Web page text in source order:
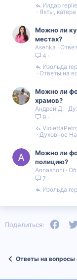
Яхты,
Илдар
Можно ли
местах?
Asenka
4
Ответы на
Изольда
Можно ли
храмов?
Андрей Д.
9
Духовное
Можно ли
полицию?
Annashoni
7
Изольда
Поделиться:
Ответы на вопросы